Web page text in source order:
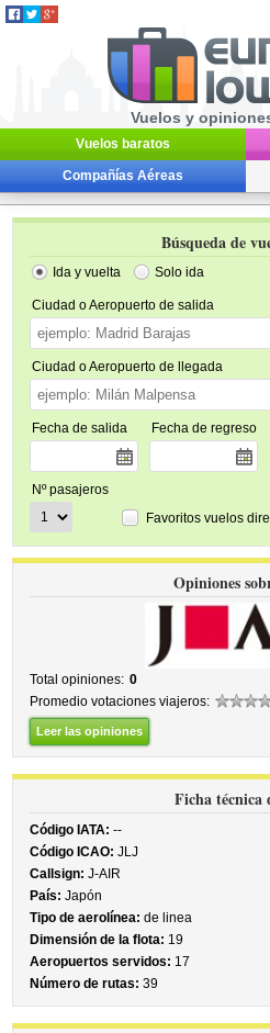
Vuelos y
Vuelos baratos
Compañías Aéreas
Búsqueda de
Ida y vuelta Solo ida
Ciudad o Aeropuerto de salida
Ciudad o Aeropuerto de llegada
Fecha de salida Fecha de regreso
Nº pasajeros
Favoritos vuelos
Opiniones
Total opiniones: 0
Promedio votaciones viajeros:
Leer las opiniones
Ficha técnica
Código IATA: --
Código ICAO: JLJ
Callsign: J-AIR
País: Japón
Tipo de aerolínea: de linea
Dimensión de la flota: 19
Aeropuertos servidos: 17
Número de rutas: 39